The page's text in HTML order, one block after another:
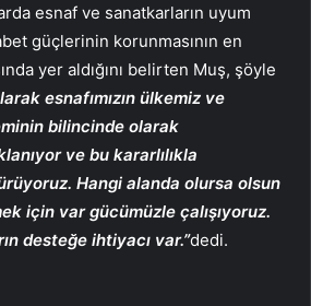
esnaf ve sanatkarların uyum
güçlerinin korunmasının en
yer aldığını belirten Muş, şöyle
esnafımızın ülkemiz ve
bilincinde olarak
ve bu kararlılıkla
Hangi alanda olursa olsun
için var gücümüzle çalışıyoruz.
desteğe ihtiyacı var.”dedi.